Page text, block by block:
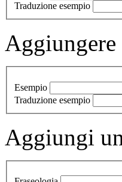
Traduzione esempio
Aggiungere
Esempio
Traduzione esempio
Aggiungi